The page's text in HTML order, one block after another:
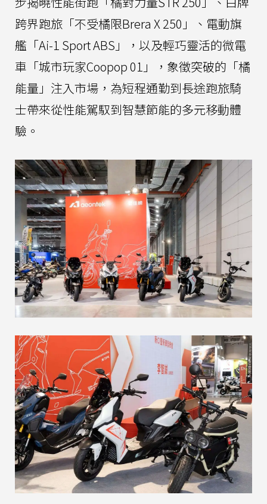
跨界跑旅「不受橘限Brera X 250」、電動旗
艦「Ai-1 Sport ABS」，以及輕巧靈活的微電
車「城市玩家Coopop 01」，象徵突破的「橘
能量」注入市場，為短程通勤到長途跑旅騎
士帶來從性能駕馭到智慧節能的多元移動體
驗。